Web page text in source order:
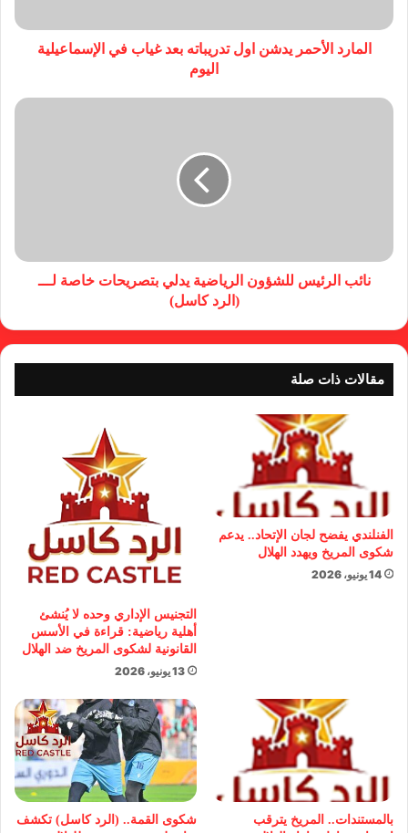
المارد الأحمر يدشن اول تدريباته بعد غياب في الإسماعيلية
اليوم
نائب الرئيس للشؤون الرياضية يدلي بتصريحات خاصة لـــ
(الرد كاسل)
مقالات ذات صلة
الفنلندي يفضح لجان الإتحاد.. يدعم
شكوى المريخ ويهدد الهلال
14 يونيو، 2026
التجنيس الإداري وحده لا يُنشئ
أهلية رياضية: قراءة في الأسس
القانونية لشكوى المريخ ضد الهلال
13 يونيو، 2026
بالمستندات.. المريخ يترقب
شكوى القمة.. (الرد كاسل) تكشف